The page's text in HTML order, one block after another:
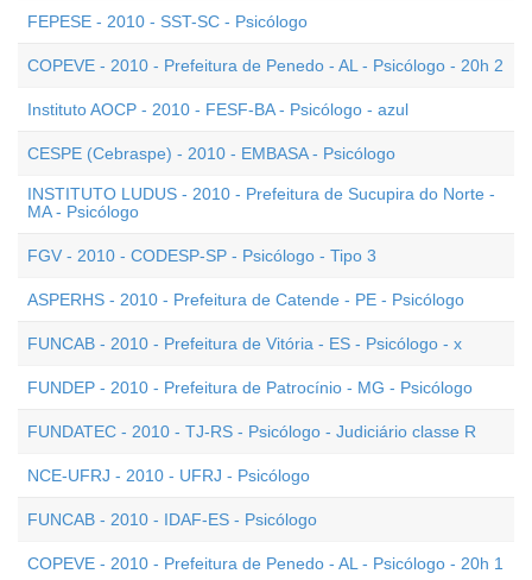
FEPESE - 2010 - SST-SC - Psicólogo
COPEVE - 2010 - Prefeitura de Penedo - AL - Psicólogo - 20h 2
Instituto AOCP - 2010 - FESF-BA - Psicólogo - azul
CESPE (Cebraspe) - 2010 - EMBASA - Psicólogo
INSTITUTO LUDUS - 2010 - Prefeitura de Sucupira do Norte -
MA - Psicólogo
FGV - 2010 - CODESP-SP - Psicólogo - Tipo 3
ASPERHS - 2010 - Prefeitura de Catende - PE - Psicólogo
FUNCAB - 2010 - Prefeitura de Vitória - ES - Psicólogo - x
FUNDEP - 2010 - Prefeitura de Patrocínio - MG - Psicólogo
FUNDATEC - 2010 - TJ-RS - Psicólogo - Judiciário classe R
NCE-UFRJ - 2010 - UFRJ - Psicólogo
FUNCAB - 2010 - IDAF-ES - Psicólogo
COPEVE - 2010 - Prefeitura de Penedo - AL - Psicólogo - 20h 1